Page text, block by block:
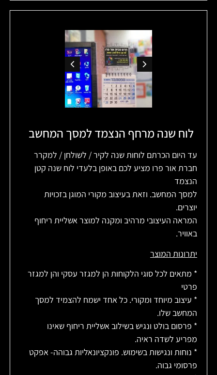
לוח שנה מרחף הנצמד למסך המחשב
עד היום הכרתם לוחות שנה לקיר / לשולחן / למקרר
חברת אור פרו מציע לכם באופן בלעדי לוח שנה קטן
הנצמד
למסך המחשב. וזאת בעיצוב מקורי המוגן בזכויות
יוצרים.
המראה העיצובי מרהיב ומקנה למוצר אשליית ריחוף
באוויר.
יתרונות המוצר
* מתאים לכל סוגי הלקוחות הן למגזר עסקי והן למגזר
פרטי
* עיצוב מיוחד ומקורי. כל אחד ישמח להצמיד למסך
המחשב שלו.
* פרסום בולט ונגיש בשילוב אשליית ריחוף שאינו
מפריע לשדה ראיה.
* נוחות ונגישות בשימוש. פונקציונאליות גבוהה- אפקט
פרסומי גבוה.